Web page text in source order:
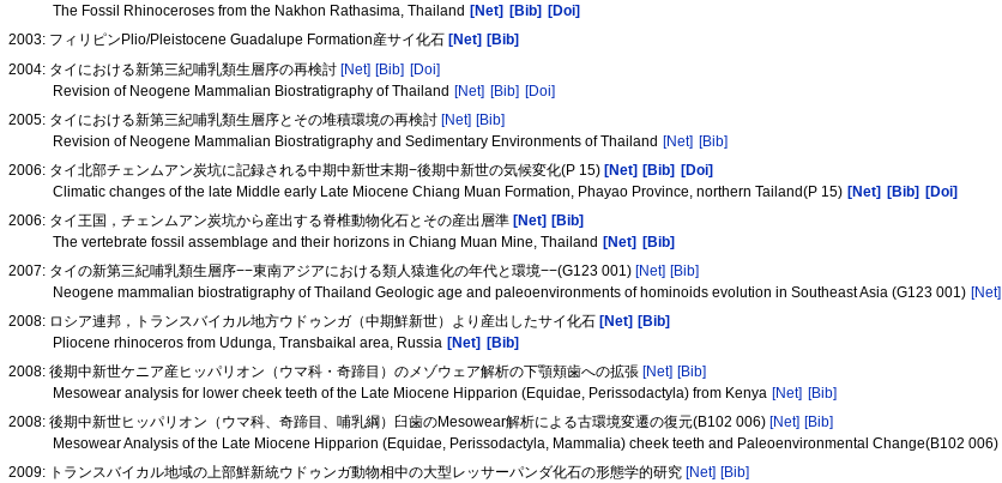
The Fossil Rhinoceroses from the Nakhon Rathasima, Thailand [Net] [Bib]
[Doi]
2003: フィリピンPlio/Pleistocene Guadalupe Formation産サイ化石 [Net] [Bib]
2004: タイにおける新第三紀哺乳類生層序の再検討[Net] [Bib] [Doi]
Revision of Neogene Mammalian Biostratigraphy of Thailand [Net] [Bib] [Doi]
2005: タイにおける新第三紀哺乳類生層序とその堆積環境の再検討[Net] [Bib]
Revision of Neogene Mammalian Biostratigraphy and Sedimentary Environments of Thailand [Net] [Bib]
2006: タイ北部チェンムアン炭坑に記録される中期中新世末期−後期中新世の気候変化(P 15)[Net] [Bib] [Doi]
Climatic changes of the late Middle early Late Miocene Chiang Muan Formation, Phayao Province, northern Tailand(P 15) [Net] [Bib] [Doi]
2006: タイ王国，チェンムアン炭坑から産出する脊椎動物化石とその産出層準[Net] [Bib]
The vertebrate fossil assemblage and their horizons in Chiang Muan Mine, Thailand [Net] [Bib]
2007: タイの新第三紀哺乳類生層序−−東南アジアにおける類人猿進化の年代と環境−−(G123 001)[Net] [Bib]
Neogene mammalian biostratigraphy of Thailand Geologic age and paleoenvironments of hominoids evolution in Southeast Asia (G123 001) [Net]
2008: ロシア連邦，トランスバイカル地方ウドゥンガ（中期鮮新世）より産出したサイ化石[Net] [Bib]
Pliocene rhinoceros from Udunga, Transbaikal area, Russia [Net] [Bib]
2008: 後期中新世ケニア産ヒッパリオン（ウマ科・奇蹄目）のメゾウェア解析の下顎頬歯への拡張[Net] [Bib]
Mesowear analysis for lower cheek teeth of the Late Miocene Hipparion (Equidae, Perissodactyla) from Kenya [Net] [Bib]
2008: 後期中新世ヒッパリオン（ウマ科、奇蹄目、哺乳綱）臼歯のMesowear解析による古環境変遷の復元(B102 006)[Net] [Bib]
Mesowear Analysis of the Late Miocene Hipparion (Equidae, Perissodactyla, Mammalia) cheek teeth and Paleoenvironmental Change(B102 006)
2009: トランスバイカル地域の上部鮮新統ウドゥンガ動物相中の大型レッサーパンダ化石の形態学的研究 [Net] [Bib]